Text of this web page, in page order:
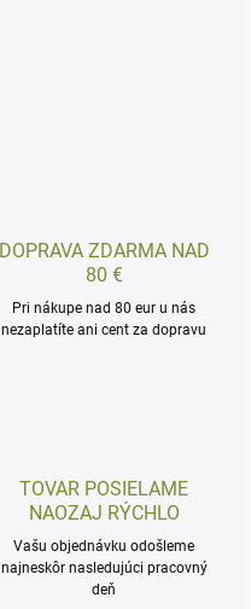
DOPRAVA ZDARMA NAD
80 €
Pri nákupe nad 80 eur u nás
nezaplatíte ani cent za dopravu
TOVAR POSIELAME
NAOZAJ RÝCHLO
Vašu objednávku odošleme
najneskôr nasledujúci pracovný
deň